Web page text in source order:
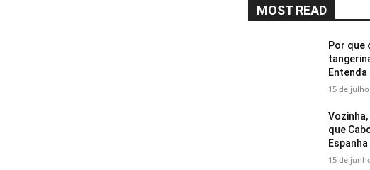
MOST READ
Por que
15 de
Vozinha,
que
Espanha
15 de